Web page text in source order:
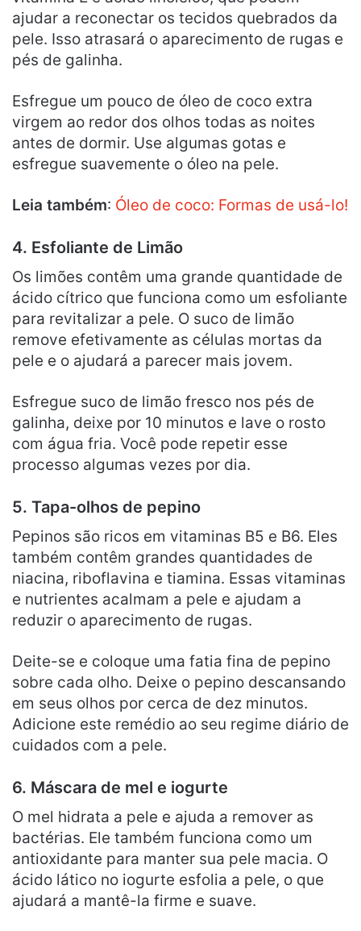
ajudar a reconectar os tecidos quebrados da
pele. Isso atrasará o aparecimento de rugas e
pés de galinha.
Esfregue um pouco de óleo de coco extra
virgem ao redor dos olhos todas as noites
antes de dormir. Use algumas gotas e
esfregue suavemente o óleo na pele.
Leia também: Óleo de coco: Formas de usá-lo!
4. Esfoliante de Limão
Os limões contêm uma grande quantidade de
ácido cítrico que funciona como um esfoliante
para revitalizar a pele. O suco de limão
remove efetivamente as células mortas da
pele e o ajudará a parecer mais jovem.
Esfregue suco de limão fresco nos pés de
galinha, deixe por 10 minutos e lave o rosto
com água fria. Você pode repetir esse
processo algumas vezes por dia.
5. Tapa-olhos de pepino
Pepinos são ricos em vitaminas B5 e B6. Eles
também contêm grandes quantidades de
niacina, riboflavina e tiamina. Essas vitaminas
e nutrientes acalmam a pele e ajudam a
reduzir o aparecimento de rugas.
Deite-se e coloque uma fatia fina de pepino
sobre cada olho. Deixe o pepino descansando
em seus olhos por cerca de dez minutos.
Adicione este remédio ao seu regime diário de
cuidados com a pele.
6. Máscara de mel e iogurte
O mel hidrata a pele e ajuda a remover as
bactérias. Ele também funciona como um
antioxidante para manter sua pele macia. O
ácido lático no iogurte esfolia a pele, o que
ajudará a mantê-la firme e suave.